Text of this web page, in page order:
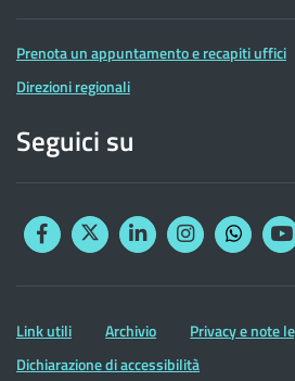
Prenota un appuntamento e recapiti uffici
Direzioni regionali
Seguici su
FacebookTwitterLinkedinInstagram
Altre
informazioni
Link utili Archivio
Privacy e note
Dichiarazione di accessibilità